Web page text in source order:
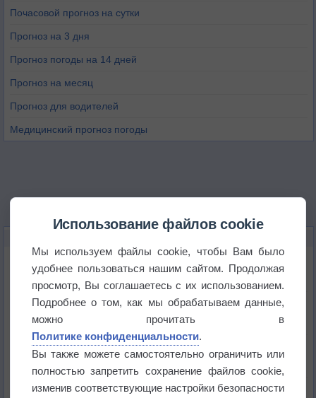
Почасовой прогноз на сутки
Прогноз на 3 дня
Прогноз погоды на 14 дней
Прогноз на месяц
Прогноз для водителей
Медицинский прогноз погоды
Космическая погода влияет на транспорт
Приложение построит маршрут через тень
Атмосфера начала замерзать
В Приморье обнаружены морские волны тепла
Использование файлов cookie
Мы используем файлы cookie, чтобы Вам было
удобнее пользоваться нашим сайтом. Продолжая
просмотр, Вы соглашаетесь с их использованием.
Подробнее о том, как мы обрабатываем данные,
можно прочитать в
Политике конфиденциальности.
Вы также можете самостоятельно ограничить или
полностью запретить сохранение файлов cookie,
изменив соответствующие настройки безопасности